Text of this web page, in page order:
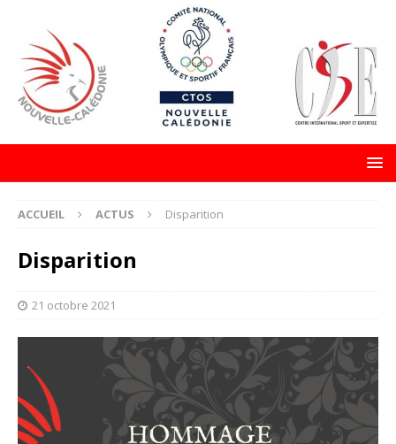
ACCUEIL ACTUS Disparition
Disparition
21 octobre 2021